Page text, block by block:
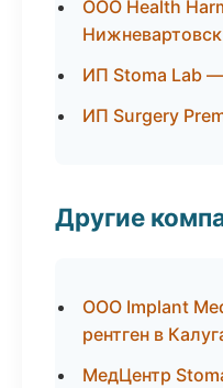
ООО Health
Нижневартовск
ИП Stoma Lab
ИП Surgery
Другие
ООО Implant
рентген в
МедЦентр